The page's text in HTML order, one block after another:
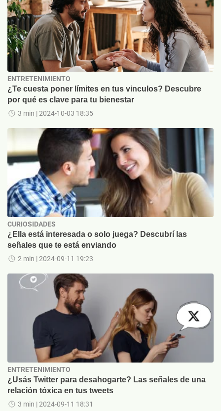
ENTRETENIMIENTO
¿Te cuesta poner límites en tus vinculos? Descubre
por qué es clave para tu bienestar
3 min | 2024-10-03 18:35
CURIOSIDADES
¿Ella está interesada o solo juega? Descubrí las
señales que te está enviando
2 min | 2024-09-11 19:23
ENTRETENIMIENTO
¿Usás Twitter para desahogarte? Las señales de una
relación tóxica en tus tweets
3 min | 2024-09-11 18:31